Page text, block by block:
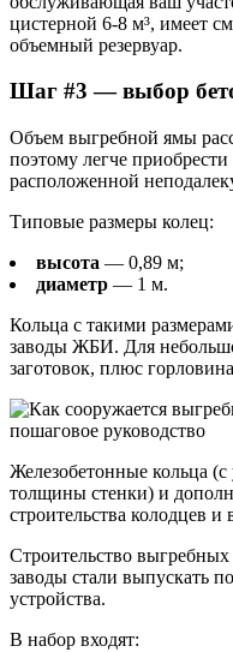
цистерной 6-8 м³, имеет
объемный резервуар.
Шаг #3 — выбор
Объем выгребной ямы
поэтому легче
расположенной
Типовые размеры колец:
высота — 0,89 м;
диаметр — 1 м.
Кольца с такими
заводы ЖБИ. Для
заготовок, плюс
Железобетонные кольца
толщины стенки) и
строительства колодцев
Строительство
заводы стали выпускать
устройства.
В набор входят: